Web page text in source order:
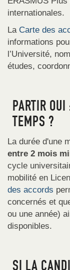
internationales.
La Carte des
informations
l’Université,
études,
PARTIR
TEMPS ?
La durée d'une
entre 2 mois
cycle
mobilité en
des accords
concernés et
ou une année)
disponibles.